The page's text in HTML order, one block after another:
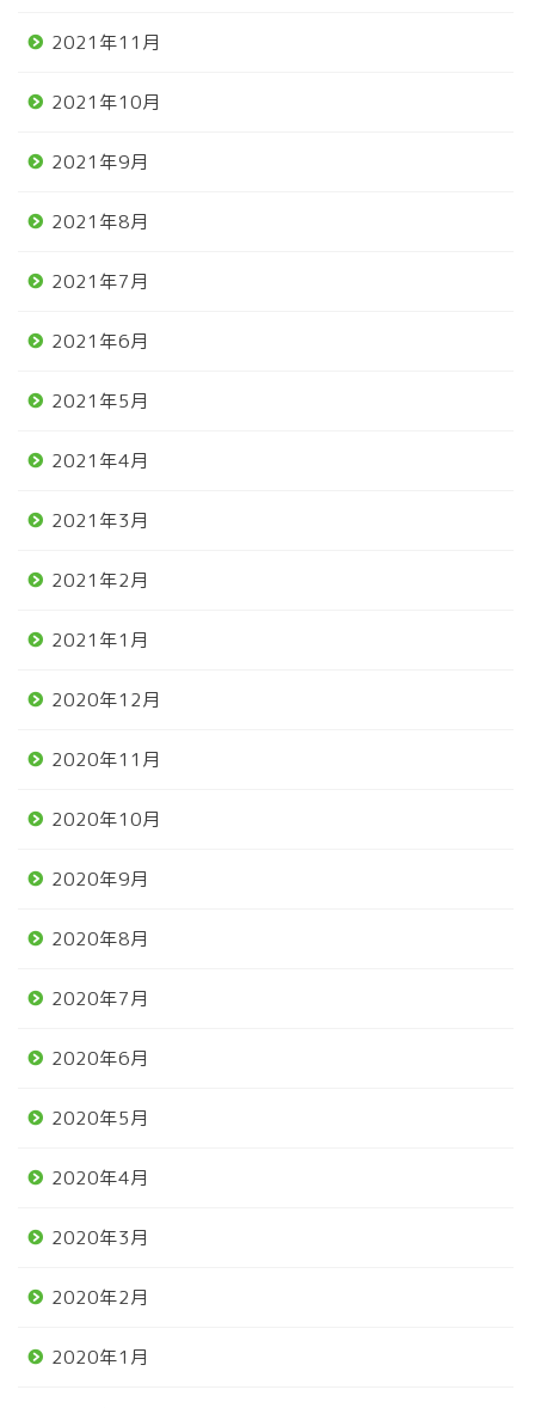
2021年11月
2021年10月
2021年9月
2021年8月
2021年7月
2021年6月
2021年5月
2021年4月
2021年3月
2021年2月
2021年1月
2020年12月
2020年11月
2020年10月
2020年9月
2020年8月
2020年7月
2020年6月
2020年5月
2020年4月
2020年3月
2020年2月
2020年1月